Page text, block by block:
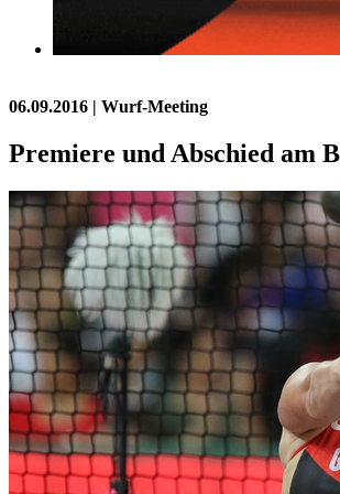
06.09.2016 | Wurf-Meeting
Premiere und Abschied am